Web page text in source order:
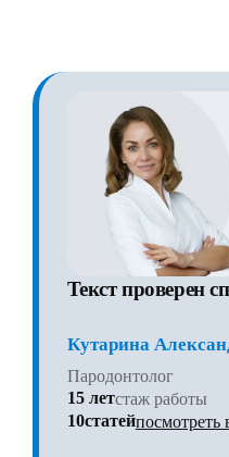
Текст проверен
Кутарина
Пародонтолог
15 летстаж работы
10статейпосмотреть